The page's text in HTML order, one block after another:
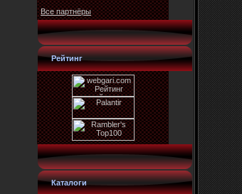
Все партнёры
Рейтинг
Каталоги